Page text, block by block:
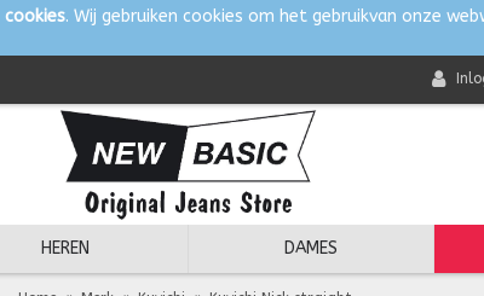
cookies. Wij gebruiken cookies om het gebruikvan onze
HEREN DAMES